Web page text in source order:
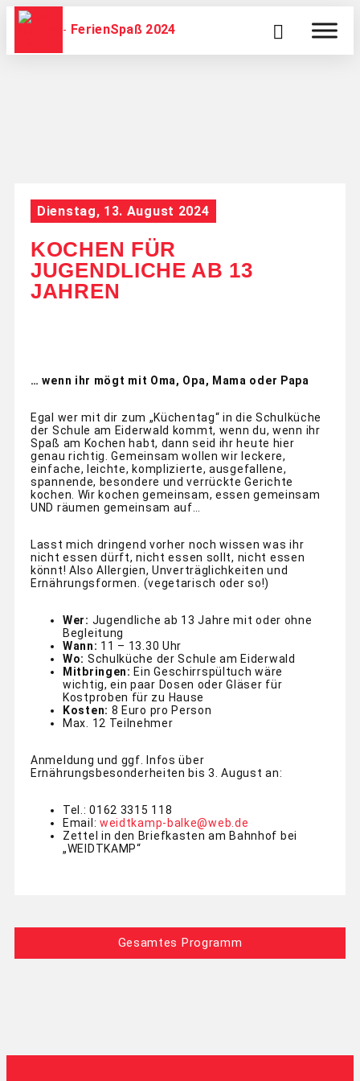
FerienSpaß 2024
Dienstag, 13. August 2024
KOCHEN FÜR
JUGENDLICHE AB 13
JAHREN
… wenn ihr mögt mit Oma, Opa, Mama oder Papa
Egal wer mit dir zum „Küchentag“ in die Schulküche
der Schule am Eiderwald kommt, wenn du, wenn ihr
Spaß am Kochen habt, dann seid ihr heute hier
genau richtig. Gemeinsam wollen wir leckere,
einfache, leichte, komplizierte, ausgefallene,
spannende, besondere und verrückte Gerichte
kochen. Wir kochen gemeinsam, essen gemeinsam
UND räumen gemeinsam auf…
Lasst mich dringend vorher noch wissen was ihr
nicht essen dürft, nicht essen sollt, nicht essen
könnt! Also Allergien, Unverträglichkeiten und
Ernährungsformen. (vegetarisch oder so!)
Wer: Jugendliche ab 13 Jahre mit oder ohne
Begleitung
Wann: 11 – 13.30 Uhr
Wo: Schulküche der Schule am Eiderwald
Mitbringen: Ein Geschirrspültuch wäre
wichtig, ein paar Dosen oder Gläser für
Kostproben für zu Hause
Kosten: 8 Euro pro Person
Max. 12 Teilnehmer
Anmeldung und ggf. Infos über
Ernährungsbesonderheiten bis 3. August an:
Tel.: 0162 3315 118
Email: weidtkamp-balke@web.de
Zettel in den Briefkasten am Bahnhof bei
„WEIDTKAMP“
Gesamtes Programm